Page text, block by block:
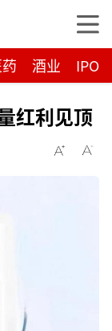
酒业 IPO
红利见顶